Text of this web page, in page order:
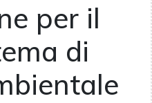
per il
di